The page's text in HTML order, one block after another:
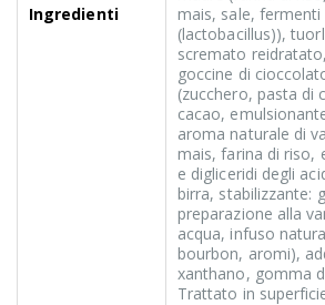
Ingredienti
mais, sale, fermenti
(lactobacillus)),
scremato
goccine di
(zucchero, pasta di
cacao,
aroma naturale di
mais, farina di riso,
e digliceridi degli
birra, stabilizzante:
preparazione alla
acqua, infuso
bourbon, aromi),
xanthano, gomma
Trattato in